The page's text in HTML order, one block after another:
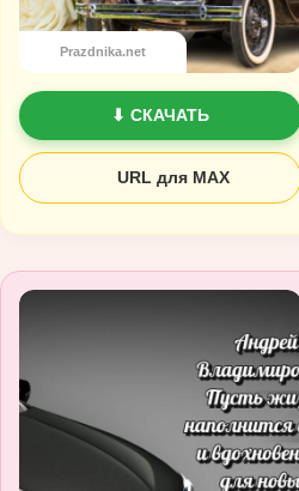
Prazdnika.net
⬇ СКАЧАТЬ
URL для MAX